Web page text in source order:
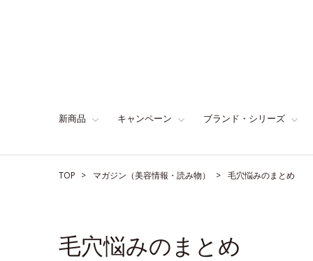
新商品 キャンペーン ブランド・シリーズ
TOP マガジン（美容情報・読み物） 毛穴悩みのまとめ
毛穴悩みのまとめ